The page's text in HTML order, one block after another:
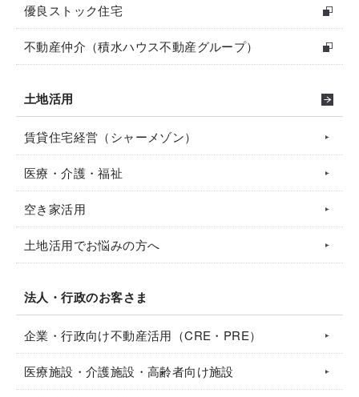
優良ストック住宅
不動産仲介（積水ハウス不動産グループ）
土地活用
賃貸住宅経営（シャーメゾン）
医療・介護・福祉
空き家活用
土地活用でお悩みの方へ
法人・行政のお客さま
企業・行政向け不動産活用（CRE・PRE）
医療施設・介護施設・高齢者向け施設